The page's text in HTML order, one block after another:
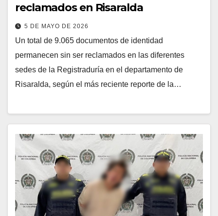
reclamados en Risaralda
5 DE MAYO DE 2026
Un total de 9.065 documentos de identidad
permanecen sin ser reclamados en las diferentes
sedes de la Registraduría en el departamento de
Risaralda, según el más reciente reporte de la…